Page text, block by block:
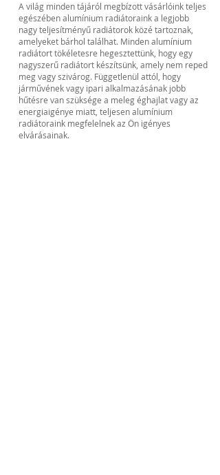
A világ minden tájáról megbízott vásárlóink teljes
egészében alumínium radiátoraink a legjobb
nagy teljesítményű radiátorok közé tartoznak,
amelyeket bárhol találhat. Minden alumínium
radiátort tökéletesre hegesztettünk, hogy egy
nagyszerű radiátort készítsünk, amely nem reped
meg vagy szivárog. Függetlenül attól, hogy
járművének vagy ipari alkalmazásának jobb
hűtésre van szüksége a meleg éghajlat vagy az
energiaigénye miatt, teljesen alumínium
radiátoraink megfelelnek az Ön igényes
elvárásainak.